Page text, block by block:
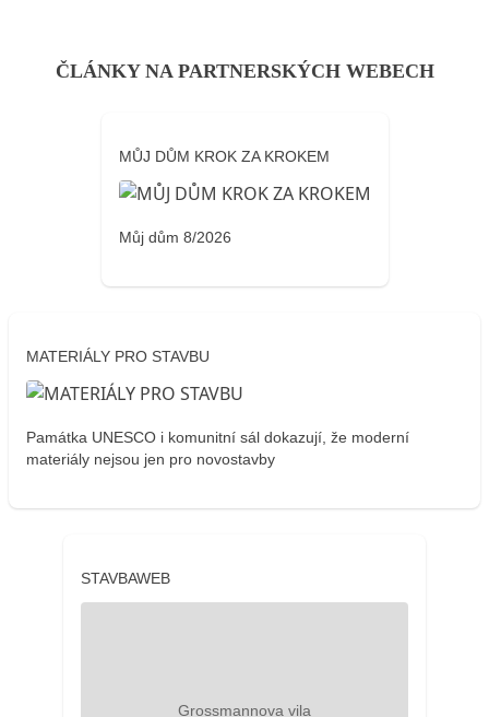
ČLÁNKY NA PARTNERSKÝCH WEBECH
MŮJ DŮM KROK ZA KROKEM
Můj dům 8/2026
MATERIÁLY PRO STAVBU
Památka UNESCO i komunitní sál dokazují, že moderní
materiály nejsou jen pro novostavby
STAVBAWEB